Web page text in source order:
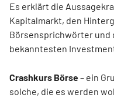
Es erklärt die
Kapitalmarkt, den
Börsensprichwörter und
bekanntesten
Crashkurs Börse– ein
solche, die es werden